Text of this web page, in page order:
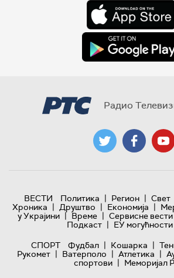
Радио
ВЕСТИ Политика | Регион | Свет
Хроника | Друштво | Економија |
у Украјини | Време | Сервисне вести
Подкаст | ЕУ
СПОРТ
Фудбал | Кошарка |
Рукомет | Ватерполо | Атлетика |
спортови | Меморијал